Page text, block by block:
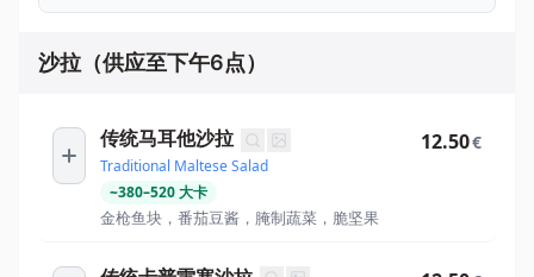
沙拉（供应至下午6点）
传统马耳他沙拉
Traditional Maltese Salad
~380–520大卡
金枪鱼块，番茄豆酱，腌制蔬菜，脆坚果
12.50€